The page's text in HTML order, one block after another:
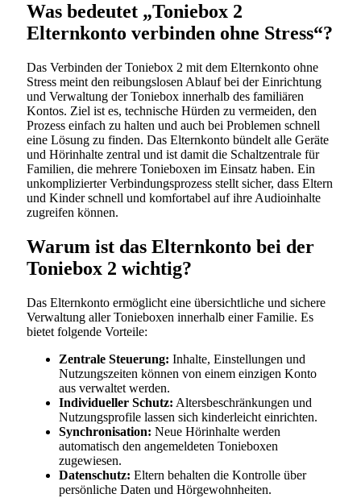
Was bedeutet „Toniebox 2
Elternkonto verbinden ohne Stress“?
Das Verbinden der Toniebox 2 mit dem Elternkonto ohne
Stress meint den reibungslosen Ablauf bei der Einrichtung
und Verwaltung der Toniebox innerhalb des familiären
Kontos. Ziel ist es, technische Hürden zu vermeiden, den
Prozess einfach zu halten und auch bei Problemen schnell
eine Lösung zu finden. Das Elternkonto bündelt alle Geräte
und Hörinhalte zentral und ist damit die Schaltzentrale für
Familien, die mehrere Tonieboxen im Einsatz haben. Ein
unkomplizierter Verbindungsprozess stellt sicher, dass Eltern
und Kinder schnell und komfortabel auf ihre Audioinhalte
zugreifen können.
Warum ist das Elternkonto bei der
Toniebox 2 wichtig?
Das Elternkonto ermöglicht eine übersichtliche und sichere
Verwaltung aller Tonieboxen innerhalb einer Familie. Es
bietet folgende Vorteile:
Zentrale Steuerung: Inhalte, Einstellungen und
Nutzungszeiten können von einem einzigen Konto
aus verwaltet werden.
Individueller Schutz: Altersbeschränkungen und
Nutzungsprofile lassen sich kinderleicht einrichten.
Synchronisation: Neue Hörinhalte werden
automatisch den angemeldeten Tonieboxen
zugewiesen.
Datenschutz: Eltern behalten die Kontrolle über
persönliche Daten und Hörgewohnheiten.